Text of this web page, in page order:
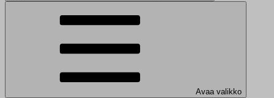
Avaa valikko